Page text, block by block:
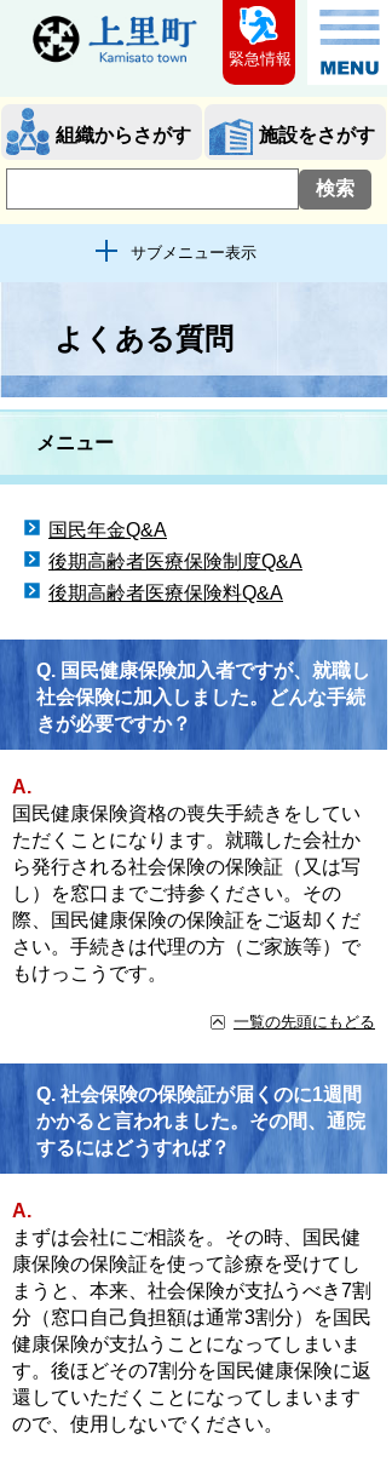
組織からさがす 施設をさがす
サブメニュー表示
緊急情報
よくある質問
メニュー
国民年金Q&A
後期高齢者医療保険制度Q&A
後期高齢者医療保険料Q&A
Q. 国民健康保険加入者ですが、就職し
社会保険に加入しました。どんな手続
きが必要ですか？
A.
国民健康保険資格の喪失手続きをしてい
ただくことになります。就職した会社か
ら発行される社会保険の保険証（又は写
し）を窓口までご持参ください。その
際、国民健康保険の保険証をご返却くだ
さい。手続きは代理の方（ご家族等）で
もけっこうです。
一覧の先頭にもどる
Q. 社会保険の保険証が届くのに1週間
かかると言われました。その間、通院
するにはどうすれば？
A.
まずは会社にご相談を。その時、国民健
康保険の保険証を使って診療を受けてし
まうと、本来、社会保険が支払うべき7割
分（窓口自己負担額は通常3割分）を国民
健康保険が支払うことになってしまいま
す。後ほどその7割分を国民健康保険に返
還していただくことになってしまいます
ので、使用しないでください。